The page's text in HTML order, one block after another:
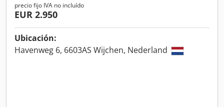
precio fijo IVA no incluído
EUR 2.950
Ubicación:
Havenweg 6, 6603AS Wijchen, Nederland